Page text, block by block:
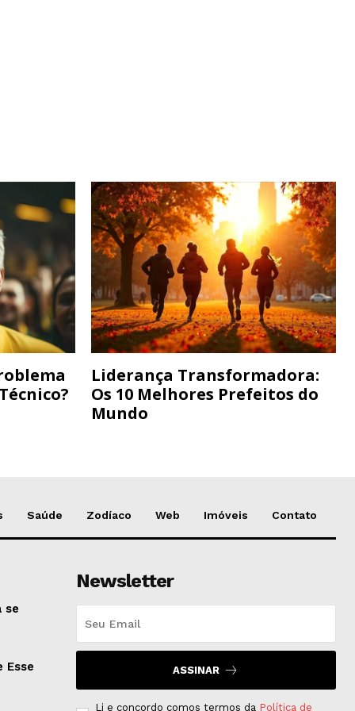
Liderança Transformadora:
Os 10 Melhores Prefeitos do
Mundo
Saúde Zodíaco Web Imóveis Contato
se
Esse
Newsletter
ASSINAR
Li e concordo comos termos da Política de